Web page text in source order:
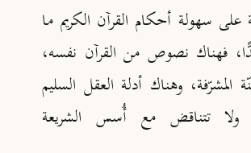
على سهولة أحكام القرآن الكريم ما
فهناك نصوص من القرآن نفسه،
وهناك أدلة العقل السليم
ولا تتناقض مع أُسس الشريعة